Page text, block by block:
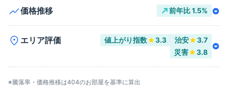
価格推移 前年比1.5%
エリア評価 値上がり指数 3.3 治安
3.7
災害
3.8
※騰落率・価格推移は404のお部屋を基準に算出